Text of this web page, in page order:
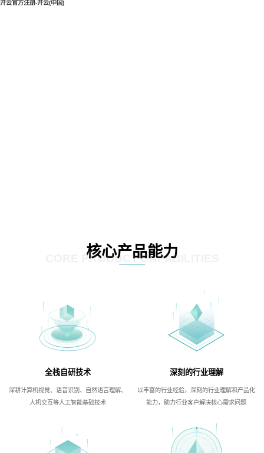
开云官方注册-开云(中国)
核心产品能力
CORE PRODUCT CAPABILITIES
全栈自研技术
深耕计算机视觉、语音识别、自然语言理解、
人机交互等人工智能基础技术
深刻的行业理解
以丰富的行业经验，深刻的行业理解和产品化
能力，助力行业客户解决核心需求问题